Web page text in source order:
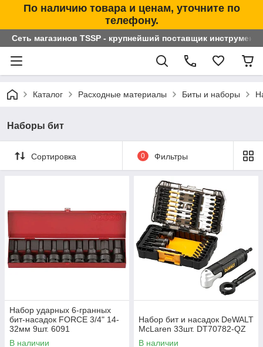
По наличию товара и ценам, уточните по
телефону.
Сеть магазинов TSSP - крупнейший поставщик
Каталог Расходные материалы Биты и наборы
Наборы бит
Сортировка 0 Фильтры
Набор ударных 6-гранных
бит-насадок FORCE 3/4" 14-
32мм 9шт. 6091
В наличии
Набор бит и насадок DeWALT
McLaren 33шт. DT70782-QZ
В наличии